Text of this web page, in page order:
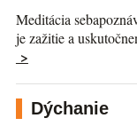
Meditácia
je zažitie a
>
Dýchanie